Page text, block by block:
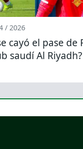
/ 2026
cayó el pase de
saudí Al Riyadh?